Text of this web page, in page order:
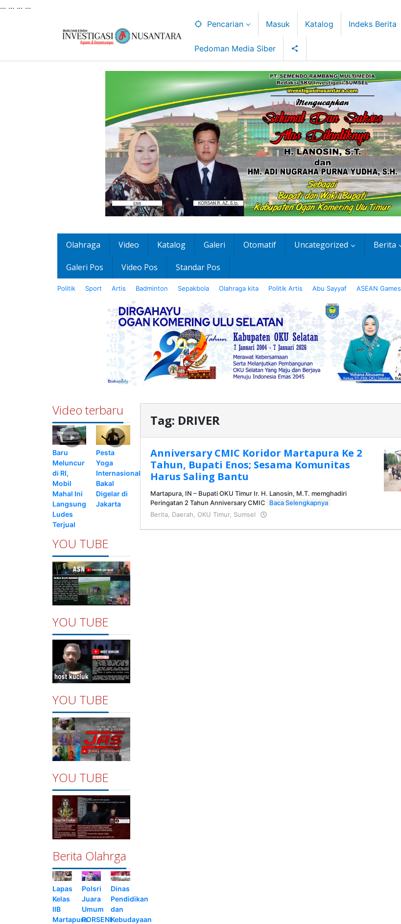
... ... ... ...
Pencarian Masuk Katalog Indeks Berita
Pedoman Media Siber
Olahraga Video Katalog Galeri Otomatif Uncategorized Berita
Galeri Pos Video Pos Standar Pos
Politik Sport Artis Badminton Sepakbola Olahraga kita Politik Artis Abu Sayyaf ASEAN Games
Video terbaru
Baru
Meluncur
di RI,
Mobil
Mahal Ini
Langsung
Ludes
Terjual
Pesta
Yoga
Internasional
Bakal
Digelar di
Jakarta
YOU TUBE
YOU TUBE
YOU TUBE
YOU TUBE
Berita Olahrga
Lapas
Kelas
IIB
Martapura
Polsri
Juara
Umum
PORSENI
Dinas
Pendidikan
dan
Kebudayaan
Tag: DRIVER
Anniversary CMIC Koridor Martapura Ke 2
Tahun, Bupati Enos; Sesama Komunitas
Harus Saling Bantu
Martapura, IN – Bupati OKU Timur Ir. H. Lanosin, M.T. memghadiri
Peringatan 2 Tahun Anniversary CMIC
Baca Selengkapnya
Berita, Daerah, OKU Timur, Sumsel